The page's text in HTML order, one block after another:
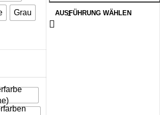
Grau AUSFÜHRUNG WÄHLEN